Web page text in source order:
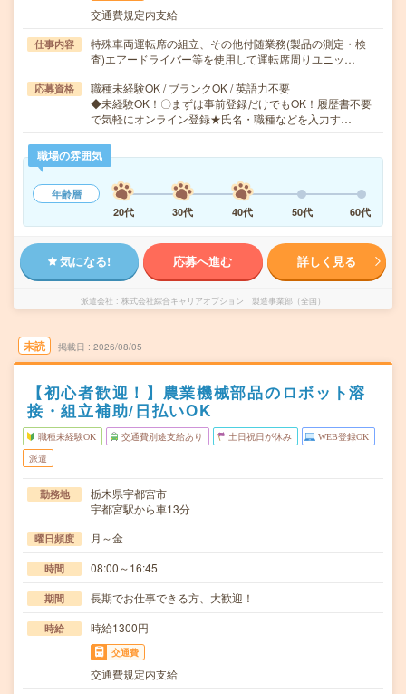
交通費規定内支給
仕事内容
特殊車両運転席の組立、その他付随業務(製品の測定・検
査)エアードライバー等を使用して運転席周りユニッ…
応募資格
職種未経験OK / ブランクOK / 英語力不要
◆未経験OK！〇まずは事前登録だけでもOK！履歴書不要
で気軽にオンライン登録★氏名・職種などを入力す…
職場の雰囲気
年齢層
20代
30代 40代 50代 60代
気になる! 応募へ進む 詳しく見る
派遣会社 株式会社綜合キャリアオプション 製造事業部（全国）
未読 掲載日 2026/08/05
【初心者歓迎！】農業機械部品のロボット溶
接・組立補助/日払いOK
職種未経験OK 交通費別途支給あり 土日祝日が休み WEB登録OK
派遣
勤務地
栃木県宇都宮市
宇都宮駅から車13分
曜日頻度 月～金
時間 08:00～16:45
期間 長期でお仕事できる方、大歓迎！
時給 時給1300円
交通費
交通費規定内支給